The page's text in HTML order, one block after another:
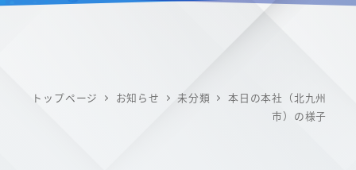
トップページ お知らせ 未分類
本日の本社（北九州
市）の様子